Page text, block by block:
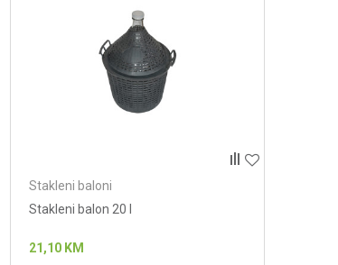
Stakleni baloni
Stakleni balon 20 l
21,10 KM